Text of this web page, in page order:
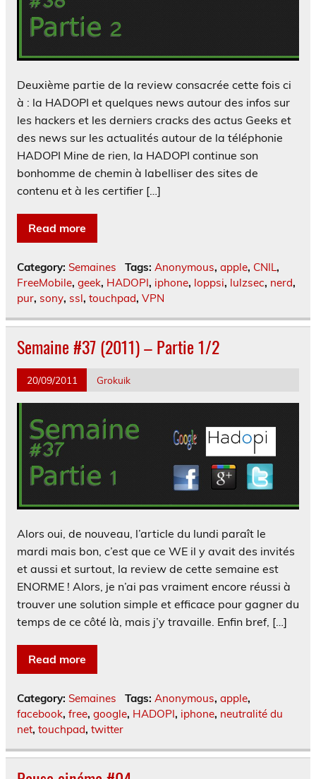
Deuxième partie de la review consacrée cette fois ci
à : la HADOPI et quelques news autour des infos sur
les hackers et les derniers cracks des actus Geeks et
des news sur les actualités autour de la téléphonie
HADOPI Mine de rien, la HADOPI continue son
bonhomme de chemin à labelliser des sites de
contenu et à les certifier […]
Read more
Category: Semaines Tags: Anonymous, apple, CNIL ,
FreeMobile, geek, HADOPI, iphone, loppsi, lulzsec, nerd,
pur, sony, ssl, touchpad, VPN
Semaine #37 (2011) – Partie 1/2
20/09/2011 Grokuik
Alors oui, de nouveau, l’article du lundi paraît le
mardi mais bon, c’est que ce WE il y avait des invités
et aussi et surtout, la review de cette semaine est
ENORME ! Alors, je n’ai pas vraiment encore réussi à
trouver une solution simple et efficace pour gagner du
temps de ce côté là, mais j’y travaille. Enfin bref, […]
Read more
Category: Semaines Tags: Anonymous, apple,
facebook, free, google, HADOPI, iphone, neutralité du
net, touchpad, twitter